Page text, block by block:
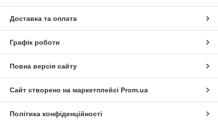
Доставка та оплата
Графік роботи
Повна версія сайту
Сайт створено на маркетплейсі Prom.ua
Політика конфіденційності